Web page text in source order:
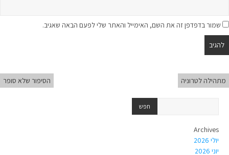
שמור בדפדפן זה את השם, האימייל והאתר שלי לפעם הבאה שאגיב.
מתהילה לטרוניה הסיפור שלא סופר
Archives
יולי 2026
יוני 2026